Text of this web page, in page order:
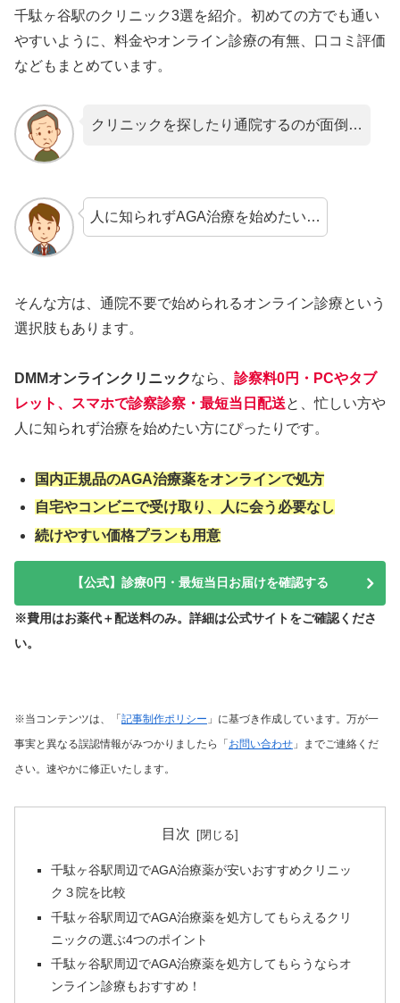
千駄ヶ谷駅のクリニック3選を紹介。初めての方でも通い
やすいように、料金やオンライン診療の有無、口コミ評価
などもまとめています。
クリニックを探したり通院するのが面倒…
人に知られずAGA治療を始めたい…
そんな方は、通院不要で始められるオンライン診療という
選択肢もあります。
DMMオンラインクリニックなら、 診察料0円・PCやタブ
レット、スマホで診察診察・最短当日配送と、忙しい方や
人に知られず治療を始めたい方にぴったりです。
国内正規品のAGA治療薬をオンラインで処方
自宅やコンビニで受け取り、人に会う必要なし
続けやすい価格プランも用意
【公式】診療0円・最短当日お届けを確認する
※費用はお薬代＋配送料のみ。詳細は公式サイトをご確認くださ
い。
※当コンテンツは、「 記事制作ポリシー 」に基づき作成しています。万が一
事実と異なる誤認情報がみつかりましたら「 お問い合わせ 」までご連絡くだ
さい。速やかに修正いたします。
目次
千駄ヶ谷駅周辺でAGA治療薬が安いおすすめクリニッ
ク３院を比較
千駄ヶ谷駅周辺でAGA治療薬を処方してもらえるクリ
ニックの選ぶ4つのポイント
千駄ヶ谷駅周辺でAGA治療薬を処方してもらうならオ
ンライン診療もおすすめ！